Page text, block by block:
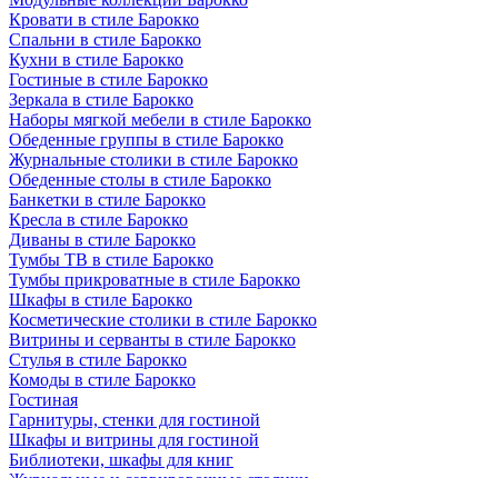
Кровати в стиле Барокко
Спальни в стиле Барокко
Кухни в стиле Барокко
Гостиные в стиле Барокко
Зеркала в стиле Барокко
Наборы мягкой мебели в стиле Барокко
Обеденные группы в стиле Барокко
Журнальные столики в стиле Барокко
Обеденные столы в стиле Барокко
Банкетки в стиле Барокко
Кресла в стиле Барокко
Диваны в стиле Барокко
Тумбы ТВ в стиле Барокко
Тумбы прикроватные в стиле Барокко
Шкафы в стиле Барокко
Косметические столики в стиле Барокко
Витрины и серванты в стиле Барокко
Стулья в стиле Барокко
Комоды в стиле Барокко
Гостиная
Гарнитуры, стенки для гостиной
Шкафы и витрины для гостиной
Библиотеки, шкафы для книг